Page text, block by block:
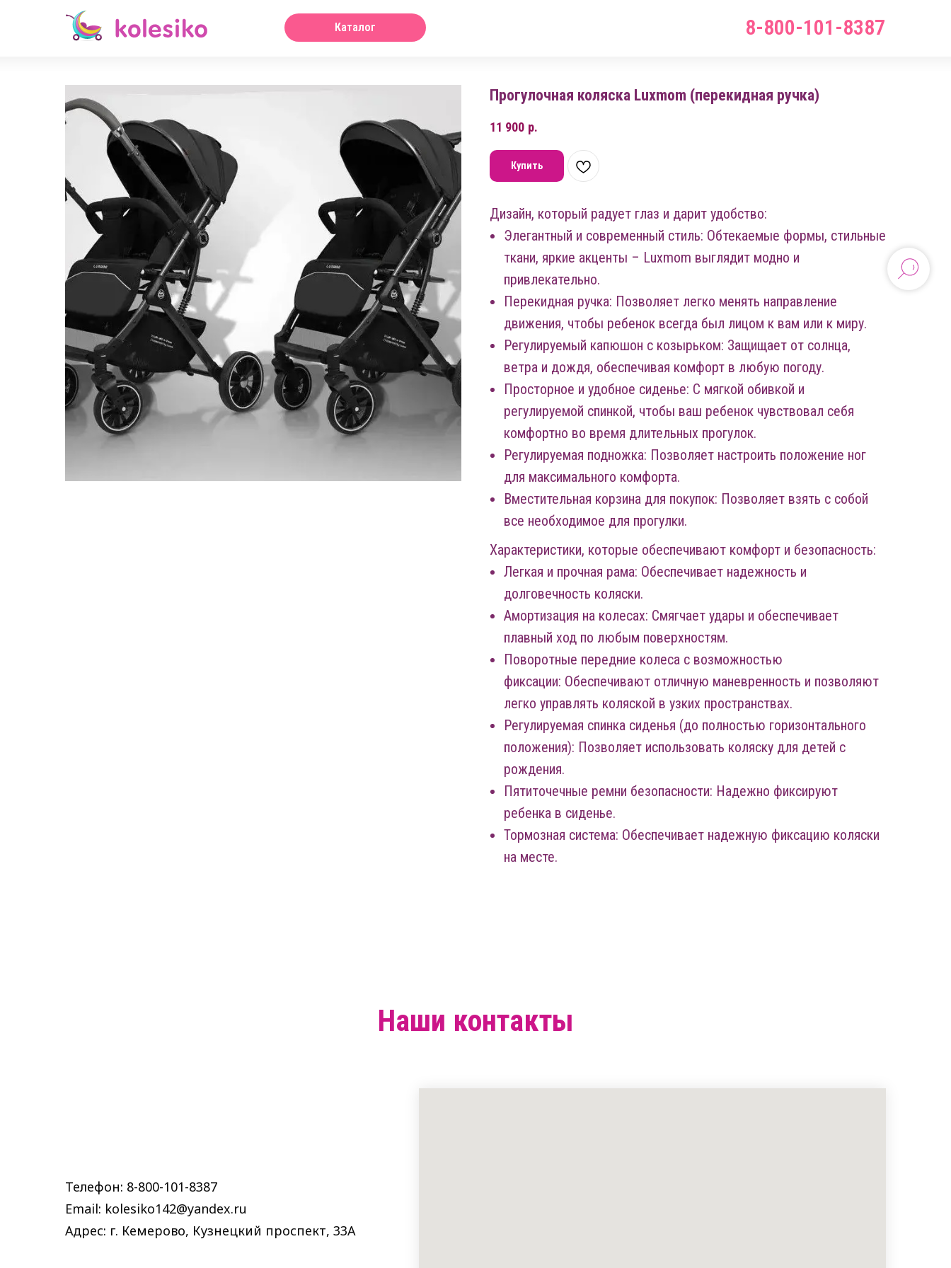
8-800-101-8387
Каталог
Прогулочная коляска Luxmom (перекидная ручка)
11 900 р.
Купить
Дизайн, который радует глаз и дарит удобство:
Элегантный и современный стиль: Обтекаемые формы, стильные
ткани, яркие акценты – Luxmom выглядит модно и
привлекательно.
Перекидная ручка: Позволяет легко менять направление
движения, чтобы ребенок всегда был лицом к вам или к миру.
Регулируемый капюшон с козырьком: Защищает от солнца,
ветра и дождя, обеспечивая комфорт в любую погоду.
Просторное и удобное сиденье: С мягкой обивкой и
регулируемой спинкой, чтобы ваш ребенок чувствовал себя
комфортно во время длительных прогулок.
Регулируемая подножка: Позволяет настроить положение ног
для максимального комфорта.
Вместительная корзина для покупок: Позволяет взять с собой
все необходимое для прогулки.
Характеристики, которые обеспечивают комфорт и безопасность:
Легкая и прочная рама: Обеспечивает надежность и
долговечность коляски.
Амортизация на колесах: Смягчает удары и обеспечивает
плавный ход по любым поверхностям.
Поворотные передние колеса с возможностью
фиксации: Обеспечивают отличную маневренность и позволяют
легко управлять коляской в узких пространствах.
Регулируемая спинка сиденья (до полностью горизонтального
положения): Позволяет использовать коляску для детей с
рождения.
Пятиточечные ремни безопасности: Надежно фиксируют
ребенка в сиденье.
Тормозная система: Обеспечивает надежную фиксацию коляски
на месте.
Наши контакты
Телефон: 8-800-101-8387
Email: kolesiko142@yandex.ru
Адрес: г. Кемерово, Кузнецкий проспект, 33A